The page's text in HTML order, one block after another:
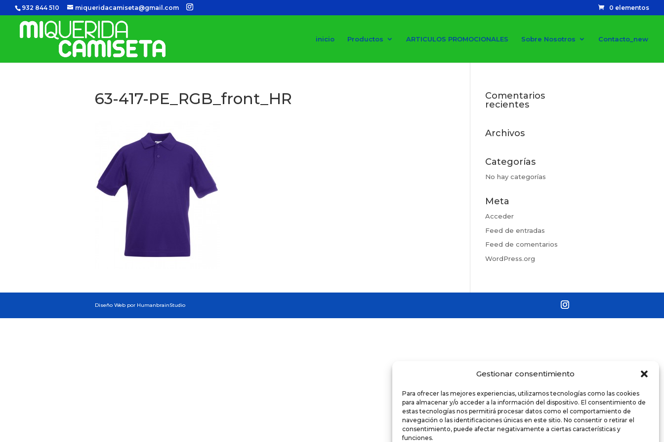
Gestionar consentimiento
Para ofrecer las mejores experiencias, utilizamos tecnologías como las cookies
para almacenar y/o acceder a la información del dispositivo. El consentimiento de
estas tecnologías nos permitirá procesar datos como el comportamiento de
navegación o las identificaciones únicas en este sitio. No consentir o retirar el
consentimiento, puede afectar negativamente a ciertas características y
funciones.
932 844 510 miqueridacamiseta@gmail.com 0 elementos
inicio Productos ARTICULOS PROMOCIONALES Sobre Nosotros Contacto_new
63-417-PE_RGB_front_HR
Comentarios
recientes
Archivos
Categorías
No hay categorías
Meta
Acceder
Feed de entradas
Feed de comentarios
WordPress.org
Diseño Web por HumanbrainStudio